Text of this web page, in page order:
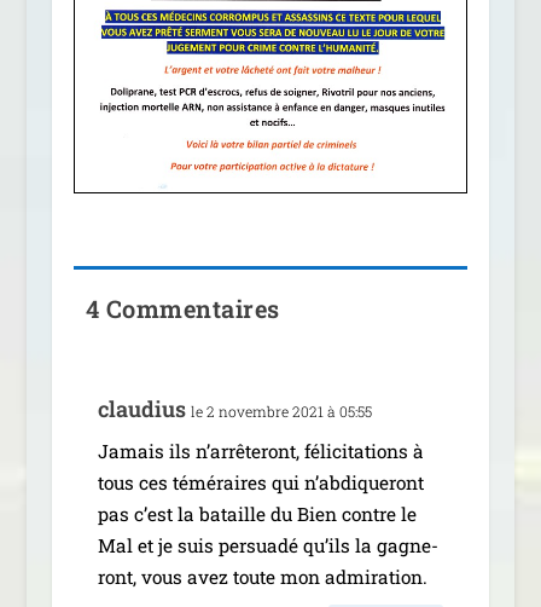
4 Commentaires
clau­dius le 2 novembre 2021 à 05:55
Jamais ils n’ar­rê­te­ront, féli­ci­ta­tions à
tous ces témé­raires qui n’ab­di­que­ront
pas c’est la bataille du Bien contre le
Mal et je suis per­sua­dé qu’ils la gagne­
ront, vous avez toute mon admiration.